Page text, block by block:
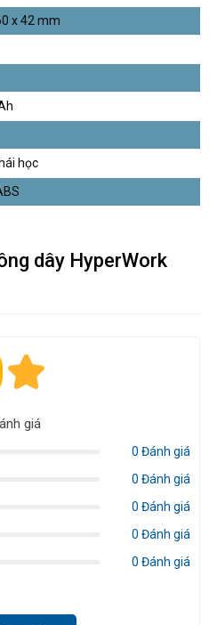
x 42 mm
học
dây HyperWork
giá
0 Đánh giá
0 Đánh giá
0 Đánh giá
0 Đánh giá
0 Đánh giá